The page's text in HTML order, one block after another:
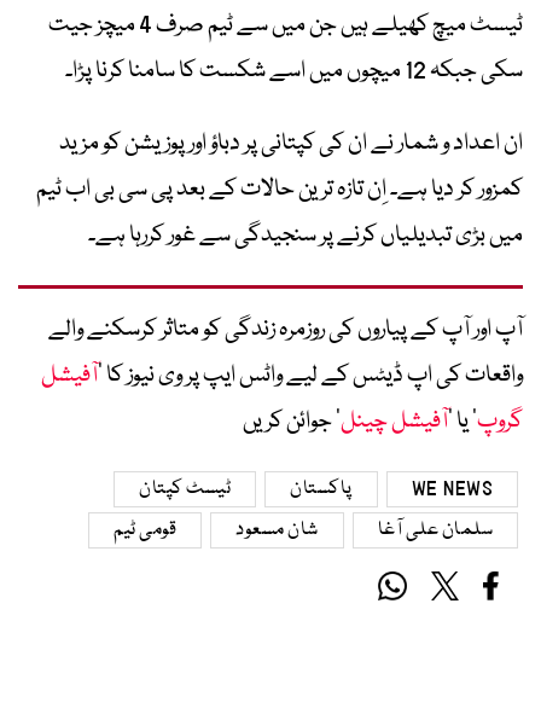
ٹیسٹ میچ کھیلے ہیں جن میں سے ٹیم صرف 4 میچز جیت
سکی جبکہ 12 میچوں میں اسے شکست کا سامنا کرنا پڑا۔
ان اعداد و شمار نے ان کی کپتانی پر دباؤ اور پوزیشن کو مزید
کمزور کر دیا ہے۔ اِن تازہ ترین حالات کے بعد پی سی بی اب ٹیم
میں بڑی تبدیلیاں کرنے پر سنجیدگی سے غور کررہا ہے۔
آپ اور آپ کے پیاروں کی روزمرہ زندگی کو متاثر کرسکنے والے
واقعات کی اپ ڈیٹس کے لیے واٹس ایپ پر وی نیوز کا ’آفیشل
گروپ‘ یا ’آفیشل چینل‘ جوائن کریں
WE NEWS پاکستان
ٹیسٹ کپتان
سلمان علی آغا
شان مسعود قومی ٹیم